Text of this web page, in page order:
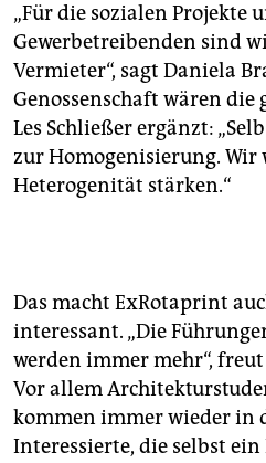
„Für die sozialen Projekte
Gewerbetreibenden sind
Vermieter“, sagt Daniela
Genossenschaft wären die
Les Schließer ergänzt:
zur Homogenisierung. Wir
Heterogenität stärken.“
Das macht ExRotaprint
interessant. „Die
werden immer mehr“,
Vor allem
kommen immer wieder in
Interessierte, die selbst